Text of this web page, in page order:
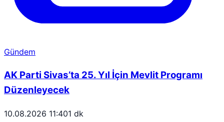
Gündem
AK Parti Sivas’ta 25. Yıl İçin Mevlit Programı
Düzenleyecek
10.08.2026 11:401 dk